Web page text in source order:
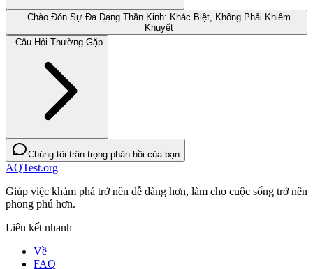
Chào Đón Sự Đa Dạng Thần Kinh: Khác Biệt, Không Phải Khiếm
Khuyết
Câu Hỏi Thường Gặp
Chúng tôi trân trọng phản hồi của bạn
AQTest.org
Giúp việc khám phá trở nên dễ dàng hơn, làm cho cuộc sống trở nên
phong phú hơn.
Liên kết nhanh
Về
FAQ